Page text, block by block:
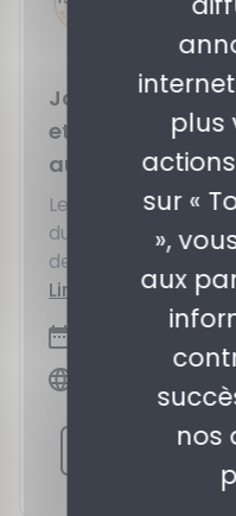
Cédias - Musée
Journée
et les
aujourd'hui,
Le 25 novembre
du mois de
de l'anniversaire de
Lire plus
S'inscrire à
plus
sur «
»,
aux
nos